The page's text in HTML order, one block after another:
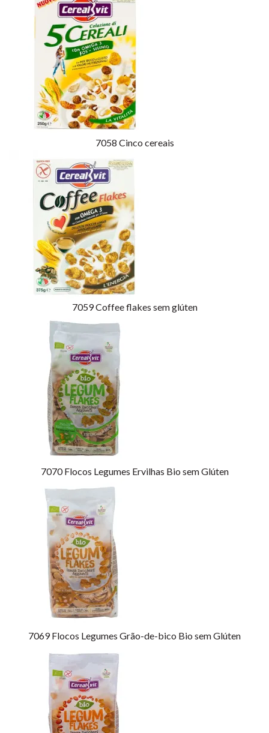
7058 Cinco cereais
7059Coffee flakes sem glúten
7070Flocos Legumes Ervilhas Bio sem Glúten
7069Flocos Legumes Grão-de-bico Bio sem Glúten